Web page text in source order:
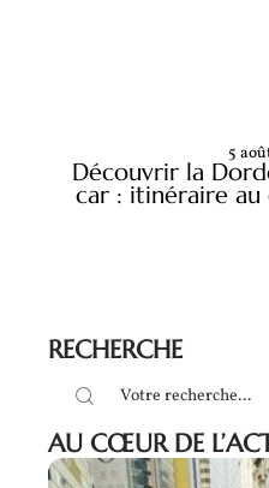
Découvrir la
car : itinéraire
5
RECHERCHE
AU CŒUR DE